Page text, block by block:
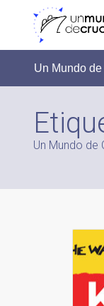
Un Mundo
Un Mundo de